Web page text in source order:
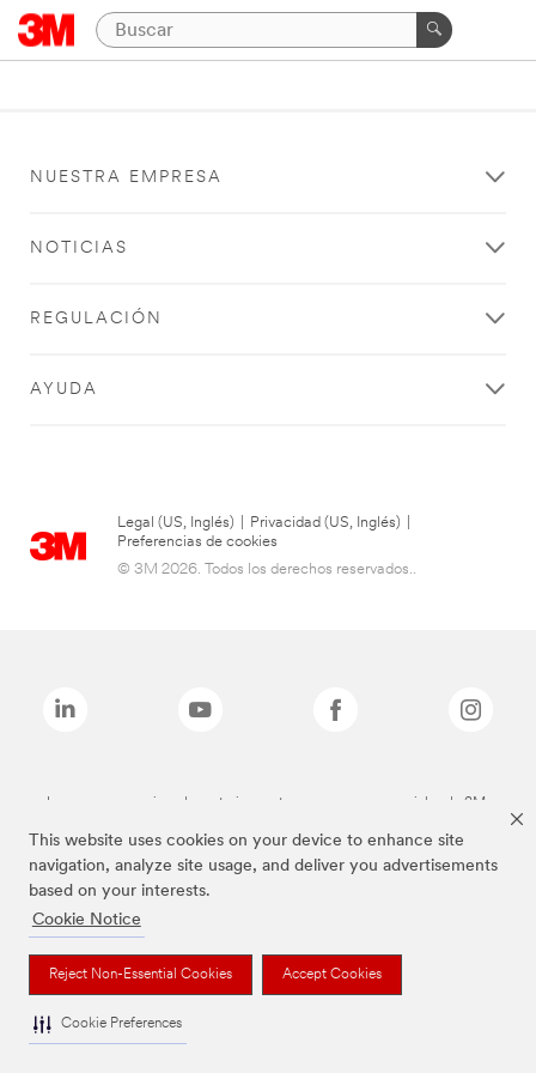
This website uses cookies on your device to enhance site
navigation, analyze site usage, and deliver you advertisements
based on your interests.
Cookie Notice
Reject Non-Essential Cookies Accept Cookies
Cookie Preferences
NUESTRA EMPRESA
NOTICIAS
REGULACIÓN
AYUDA
Legal (US, Inglés) Privacidad (US, Inglés)
Preferencias de cookies
© 3M 2026. Todos los derechos reservados..
Las marcas mencionadas anteriormente son marcas comerciales de 3M.